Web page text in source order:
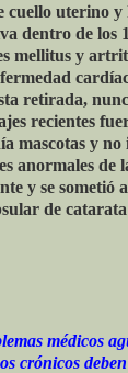
cuello uterino
dentro de los
mellitus y
retirada,
recientes
mascotas y
anormales
y se sometió
de
médicos
crónicos